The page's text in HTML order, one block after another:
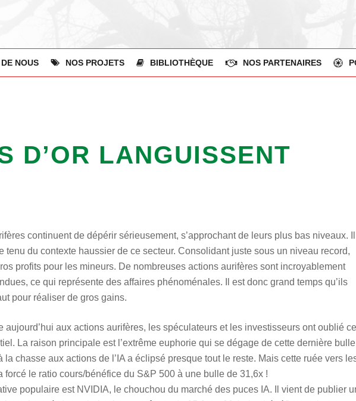
NOUS NOS PROJETS BIBLIOTHÈQUE NOS PARTENAIRES
D’OR LANGUISSENT
continuent de dépérir sérieusement, s’approchant de leurs plus bas niveaux. Il
tenu du contexte haussier de ce secteur. Consolidant juste sous un niveau record,
profits pour les mineurs. De nombreuses actions aurifères sont incroyablement
ce qui représente des affaires phénoménales. Il est donc grand temps qu’ils
pour réaliser de gros gains.
aujourd’hui aux actions aurifères, les spéculateurs et les investisseurs ont oublié ce
La raison principale est l’extrême euphorie qui se dégage de cette dernière bulle
chasse aux actions de l’IA a éclipsé presque tout le reste. Mais cette ruée vers
le ratio cours/bénéfice du S&P 500 à une bulle de 31,6x !
populaire est NVIDIA, le chouchou du marché des puces IA. Il vient de publier